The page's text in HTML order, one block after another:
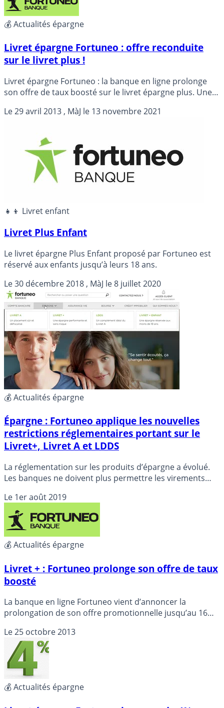
💰 Actualités épargne
Livret épargne Fortuneo : offre reconduite
sur le livret plus !
Livret épargne Fortuneo : la banque en ligne prolonge
son offre de taux boosté sur le livret épargne plus. Une
Le29 avril 2013 , MàJ le 13 novembre 2021
👧‍👦 Livret enfant
Livret Plus Enfant
Le livret épargne Plus Enfant proposé par Fortuneo est
réservé aux enfants jusqu’à leurs 18 ans.
Le30 décembre 2018 , MàJ le8 juillet 2020
💰 Actualités épargne
Épargne : Fortuneo applique les nouvelles
restrictions réglementaires portant sur le
Livret+, Livret A et LDDS
La réglementation sur les produits d’épargne a évolué.
Les banques ne doivent plus permettre les virements
produits d’épargne bancaires (livrets, compte à terme,
épargne logement, etc.). Toutes les banques sont
concernées. Ainsi, après la Banque Postale, le Crédit
Mutuel, Fortuneo banque répercute cette restriction sur
ses livrets épargne proposés. La détention d’un compte
Le 1er août 2019
💰 Actualités épargne
Livret + : Fortuneo prolonge son offre de taux
boosté
La banque en ligne Fortuneo vient d’annoncer la
prolongation de son offre promotionnelle jusqu’au 16
Le25 octobre 2013
💰 Actualités épargne